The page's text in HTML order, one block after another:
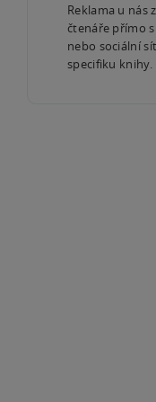
Reklama u nás
čtenáře přímo
nebo sociální
specifiku knihy.